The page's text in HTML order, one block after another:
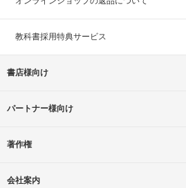
教科書採用特典サービス
書店様向け
パートナー様向け
著作権
会社案内